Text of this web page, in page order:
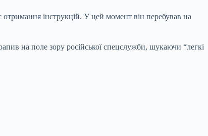
інструкцій. У цей момент він перебував на
на поле зору російської спецслужби, шукаючи “легкі